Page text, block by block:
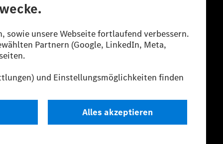
angegebenen Spannweiten beziehen sich auf den
durch den Pkw, sondern auch vom Fahrstil und
ermittelt. Es liegen bislang weder bestätigte Werte von